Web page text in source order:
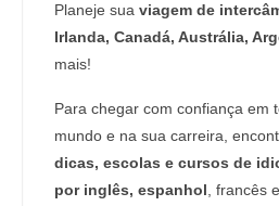
Planeje sua viagem de
Irlanda, Canadá, Austrália,
mais!
Para chegar com confiança em
mundo e na sua carreira,
dicas, escolas e cursos de
por inglês, espanhol , francês